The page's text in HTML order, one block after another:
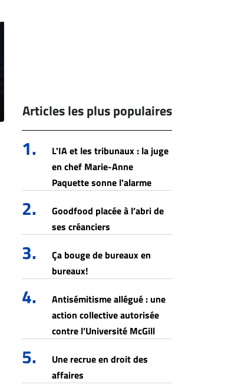
Articles les plus populaires
1.
L'IA et les tribunaux : la juge
en chef Marie-Anne
Paquette sonne l'alarme
2.
Goodfood placée à l’abri de
ses créanciers
3.
Ça bouge de bureaux en
bureaux!
4.
Antisémitisme allégué : une
action collective autorisée
contre l’Université McGill
5.
Une recrue en droit des
affaires